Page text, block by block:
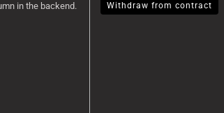
in the backend. Withdraw from contract